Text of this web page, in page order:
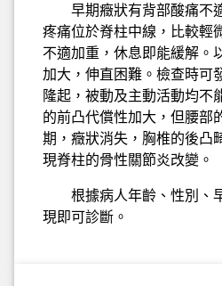
早期癥狀有背部酸痛不適
疼痛位於脊柱中線，比較輕
不適加重，休息即能緩解。
加大，伸直困難。檢查時可
隆起，被動及主動活動均不
的前凸代償性加大，但腰部
期，癥狀消失，胸椎的後凸
現脊柱的骨性關節炎改變。
根據病人年齡、性別、
現即可診斷。